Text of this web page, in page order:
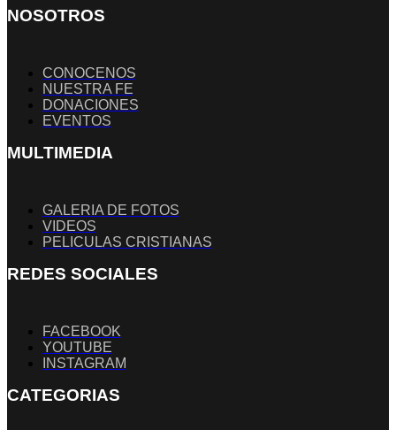
NOSOTROS
CONOCENOS
NUESTRA FE
DONACIONES
EVENTOS
MULTIMEDIA
GALERIA DE FOTOS
VIDEOS
PELICULAS CRISTIANAS
REDES SOCIALES
FACEBOOK
YOUTUBE
INSTAGRAM
CATEGORIAS